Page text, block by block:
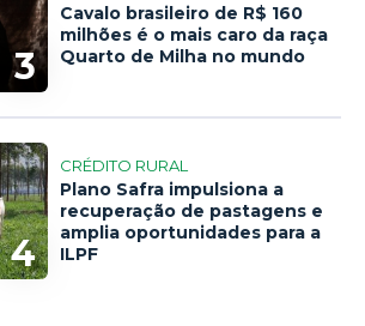
3
Cavalo brasileiro de R$ 160
milhões é o mais caro da raça
Quarto de Milha no mundo
4
CRÉDITO RURAL
Plano Safra impulsiona a
recuperação de pastagens e
amplia oportunidades para a
ILPF